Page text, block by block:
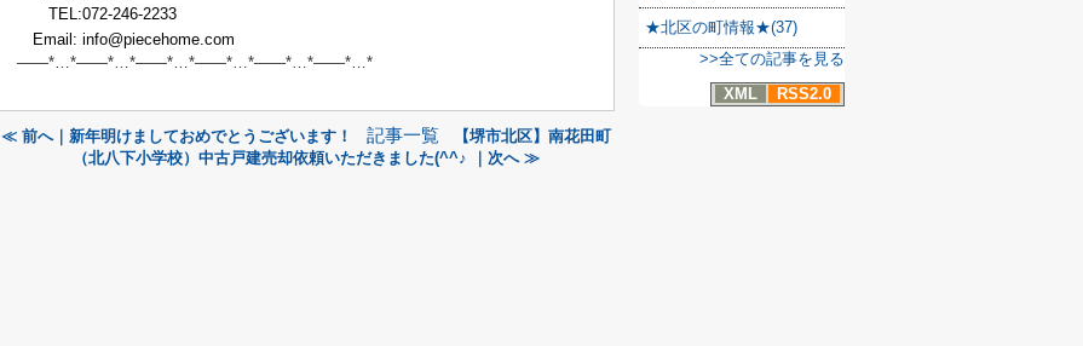
TEL:072-246-2233
Email: info@piecehome.com
——*…*——*…*——*…*——*…*——*…*——* …*
≪ 前へ｜新年明けましておめでとうございます！ 記事一覧
【堺市北区】南花田町
（北八下小学校）中古戸建売却依頼いただきました(^^♪ ｜次へ ≫
★北区の町情報★(37)
>>全ての記事を見る
XML
RSS2.0